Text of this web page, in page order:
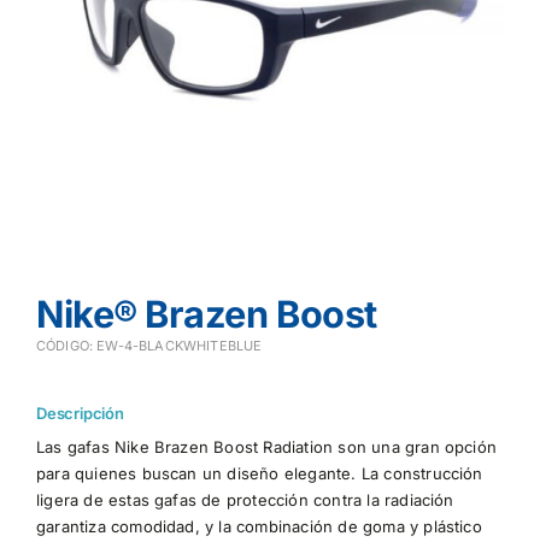
Nike® Brazen Boost
CÓDIGO: EW-4-BLACKWHITEBLUE
Descripción
Las gafas Nike Brazen Boost Radiation son una gran opción
para quienes buscan un diseño elegante. La construcción
ligera de estas gafas de protección contra la radiación
garantiza comodidad, y la combinación de goma y plástico